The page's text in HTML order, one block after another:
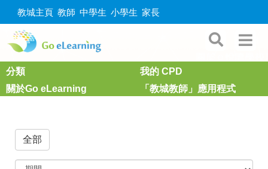
教城主頁 教師 中學生 小學生 家長
分類
我的 CPD
關於Go eLearning
「教城教師」應用程式
全部